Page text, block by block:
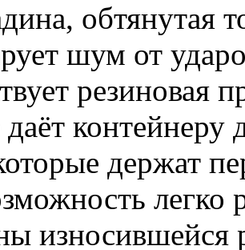
обтянутая
шум от
резиновая
контейнеру
держат
легко
износившейся